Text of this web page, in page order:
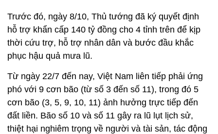
Trước đó, ngày 8/10, Thủ tướng đã ký quyết định
hỗ trợ khẩn cấp 140 tỷ đồng cho 4 tỉnh trên để kịp
thời cứu trợ, hỗ trợ nhân dân và bước đầu khắc
phục hậu quả mưa lũ.
Từ ngày 22/7 đến nay, Việt Nam liên tiếp phải ứng
phó với 9 cơn bão (từ số 3 đến số 11), trong đó 5
cơn bão (3, 5, 9, 10, 11) ảnh hưởng trực tiếp đến
đất liền. Bão số 10 và số 11 gây ra lũ lụt lịch sử,
thiệt hại nghiêm trọng về người và tài sản, tác động